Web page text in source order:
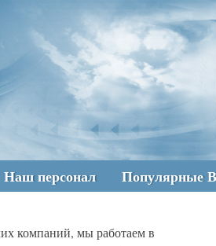
Наш персонал Популярные
компаний, мы работаем в